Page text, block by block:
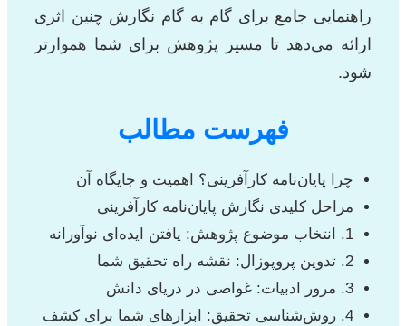
راهنمایی جامع برای گام به گام نگارش چنین اثری
ارائه می‌دهد تا مسیر پژوهش برای شما هموارتر
شود.
فهرست مطالب
چرا پایان‌نامه کارآفرینی؟ اهمیت و جایگاه آن
مراحل کلیدی نگارش پایان‌نامه کارآفرینی
1. انتخاب موضوع پژوهش: یافتن ایده‌ای نوآورانه
2. تدوین پروپوزال: نقشه راه تحقیق شما
3. مرور ادبیات: غواصی در دریای دانش
4. روش‌شناسی تحقیق: ابزارهای شما برای کشف